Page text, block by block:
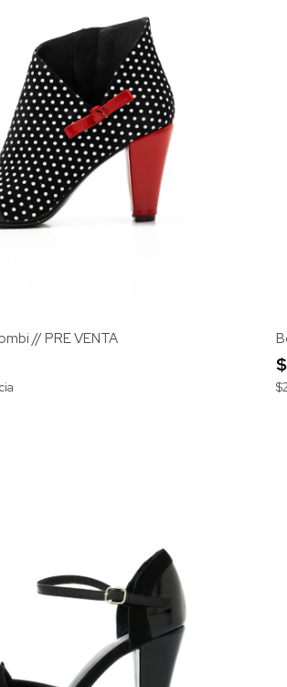
// PRE VENTA